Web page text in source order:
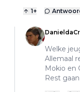
1+
Welke
Allemaal
Mokio en
Rest